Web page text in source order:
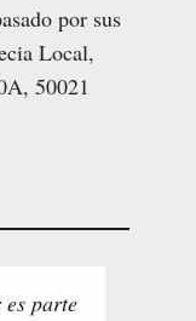
por sus
Local,
50021
parte